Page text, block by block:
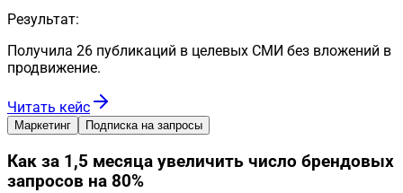
Результат:
Получила 26 публикаций в целевых СМИ без вложений в
продвижение.
Читать кейс
Маркетинг Подписка на запросы
Как за 1,5 месяца увеличить число брендовых
запросов на 80%